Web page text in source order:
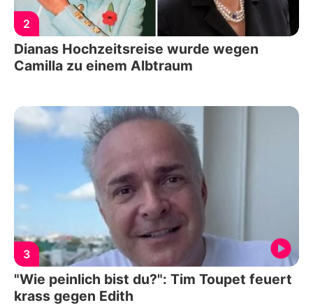
2
Dianas Hochzeitsreise wurde wegen
Camilla zu einem Albtraum
3
"Wie peinlich bist du?": Tim Toupet feuert
krass gegen Edith